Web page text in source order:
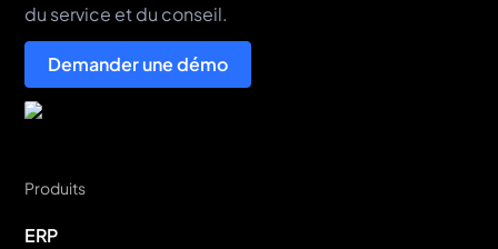
du service et du conseil.
Demander une démo
Produits
ERP